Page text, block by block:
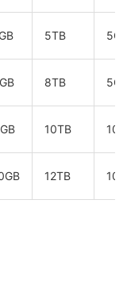
5TB
8TB
10TB
12TB